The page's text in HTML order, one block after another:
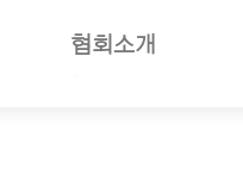
협회소개KACOLD MALL